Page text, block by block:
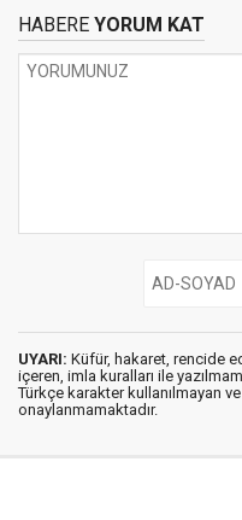
HABERE YORUM KAT
UYARI: Küfür, hakaret, rencide
içeren, imla kuralları ile
Türkçe karakter kullanılmayan
onaylanmamaktadır.